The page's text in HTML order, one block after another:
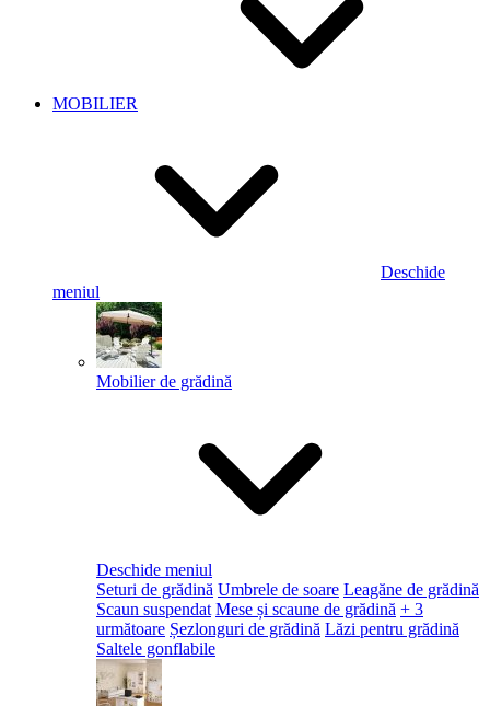
MOBILIER
Deschide
meniul
Mobilier de grădină
Deschide meniul
Seturi de grădină Umbrele de soare Leagăne de grădină
Scaun suspendat Mese și scaune de grădină + 3
următoare Șezlonguri de grădină Lăzi pentru grădină
Saltele gonflabile